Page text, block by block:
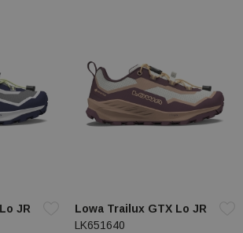
JR
Lowa Trailux GTX Lo JR
LK651640